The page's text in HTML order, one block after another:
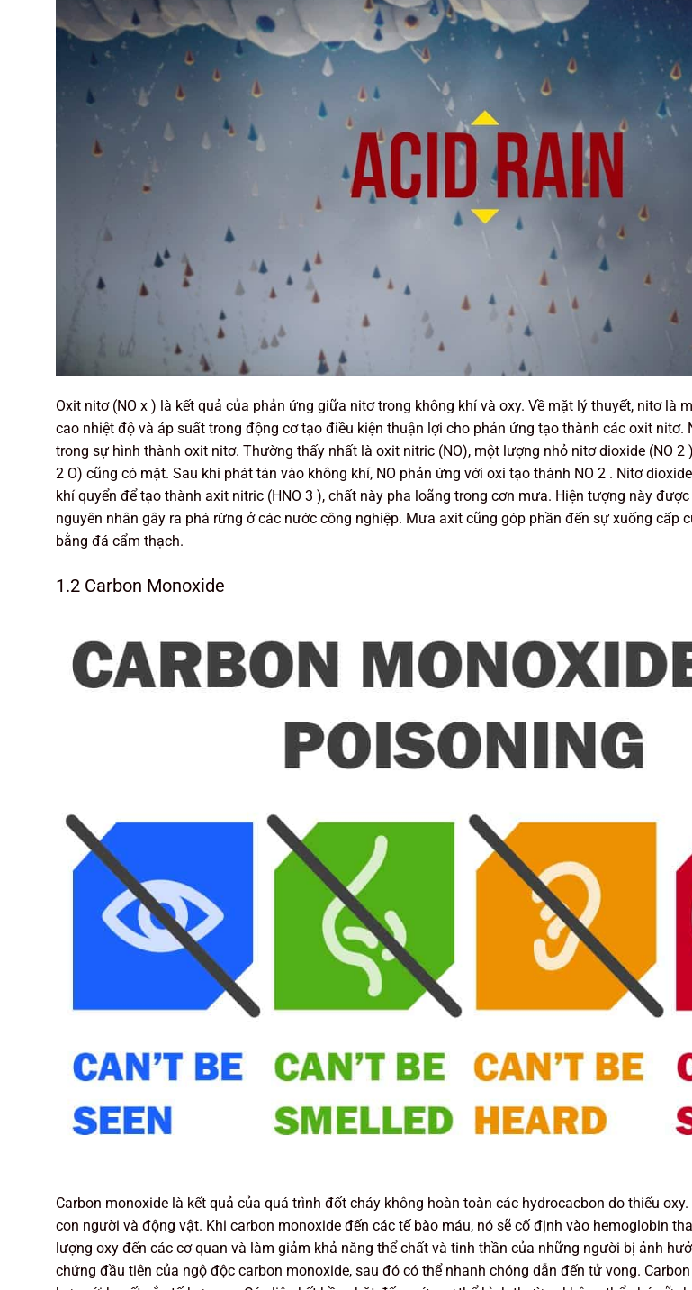
Oxit nitơ (NO x ) là kết quả của phản ứng giữa nitơ trong không khí và oxy. Về mặt lý thuyết, nitơ là
cao nhiệt độ và áp suất trong động cơ tạo điều kiện thuận lợi cho phản ứng tạo thành các oxit nitơ.
trong sự hình thành oxit nitơ. Thường thấy nhất là oxit nitric (NO), một lượng nhỏ nitơ dioxide (NO 2
2 O) cũng có mặt. Sau khi phát tán vào không khí, NO phản ứng với oxi tạo thành NO 2 . Nitơ
khí quyển để tạo thành axit nitric (HNO 3 ), chất này pha loãng trong cơn mưa. Hiện tượng này
nguyên nhân gây ra phá rừng ở các nước công nghiệp. Mưa axit cũng góp phần đến sự xuống cấp
bằng đá cẩm thạch.
1.2 Carbon Monoxide
Carbon monoxide là kết quả của quá trình đốt cháy không hoàn toàn các hydrocacbon do thiếu
con người và động vật. Khi carbon monoxide đến các tế bào máu, nó sẽ cố định vào hemoglobin
lượng oxy đến các cơ quan và làm giảm khả năng thể chất và tinh thần của những người bị ảnh
chứng đầu tiên của ngộ độc carbon monoxide, sau đó có thể nhanh chóng dẫn đến tử vong.